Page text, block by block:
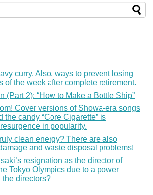
curry. Also, ways to prevent losing
of the week after complete retirement.
(Part 2): “How to Make a Bottle Ship”
Cover versions of Showa-era songs
the candy “Core Cigarette” is
in popularity.
clean energy? There are also
and waste disposal problems!
resignation as the director of
Tokyo Olympics due to a power
the directors?